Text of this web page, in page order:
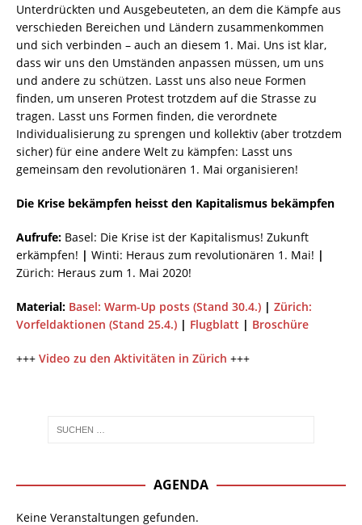
Unterdrückten und Ausgebeuteten, an dem die Kämpfe aus
verschieden Bereichen und Ländern zusammenkommen
und sich verbinden – auch an diesem 1. Mai. Uns ist klar,
dass wir uns den Umständen anpassen müssen, um uns
und andere zu schützen. Lasst uns also neue Formen
finden, um unseren Protest trotzdem auf die Strasse zu
tragen. Lasst uns Formen finden, die verordnete
Individualisierung zu sprengen und kollektiv (aber trotzdem
sicher) für eine andere Welt zu kämpfen: Lasst uns
gemeinsam den revolutionären 1. Mai organisieren!
Die Krise bekämpfen heisst den Kapitalismus bekämpfen
Aufrufe: Basel: Die Krise ist der Kapitalismus! Zukunft
erkämpfen! | Winti: Heraus zum revolutionären 1. Mai! |
Zürich: Heraus zum 1. Mai 2020!
Material: Basel: Warm-Up posts (Stand 30.4.) | Zürich:
Vorfeldaktionen (Stand 25.4.) | Flugblatt | Broschüre
+++ Video zu den Aktivitäten in Zürich +++
AGENDA
Keine Veranstaltungen gefunden.